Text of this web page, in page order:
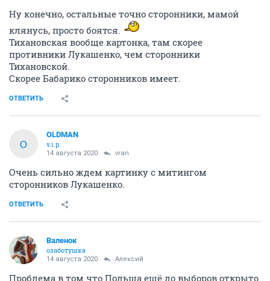
Ну конечно, остальные точно сторонники, мамой
клянусь, просто боятся.
Тихановская вообще картонка, там скорее
противники Лукашенко, чем сторонники
Тихановской.
Скорее Бабарико сторонников имеет.
ОТВЕТИТЬ
O
OLDMAN
v.i.p.
14 августа 2020 vran
Очень сильно ждем картинку с митингом
сторонников Лукашенко.
ОТВЕТИТЬ
Валенок
озаботушка
14 августа 2020 Алексий
Проблема в том что Польша ещё до выборов открыто